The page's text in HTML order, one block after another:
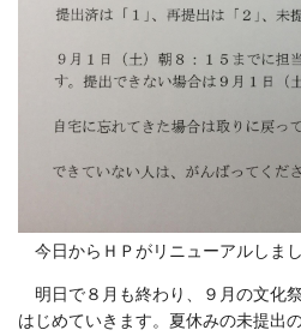
今日からＨＰがリニューアルしまし
明日で８月も終わり、９月の文化
はじめていきます。夏休みの未提出